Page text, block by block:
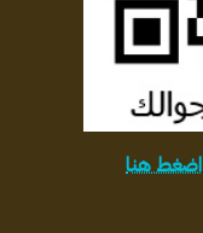
اضغط هنا